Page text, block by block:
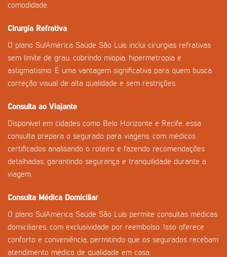
comodidade.
Cirurgia Refrativa
O plano SulAmérica Saúde São Luís inclui cirurgias refrativas
sem limite de grau, cobrindo miopia, hipermetropia e
astigmatismo. É uma vantagem significativa para quem busca
correção visual de alta qualidade e sem restrições.
Consulta ao Viajante
Disponível em cidades como Belo Horizonte e Recife, essa
consulta prepara o segurado para viagens, com médicos
certificados analisando o roteiro e fazendo recomendações
detalhadas, garantindo segurança e tranquilidade durante a
viagem.
Consulta Médica Domiciliar
O plano SulAmérica Saúde São Luís permite consultas médicas
domiciliares, com exclusividade por reembolso. Isso oferece
conforto e conveniência, permitindo que os segurados recebam
atendimento médico de qualidade em casa.